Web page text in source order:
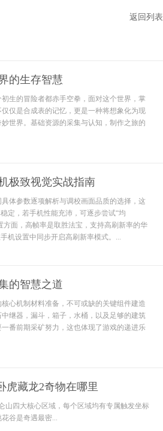
返回列表
的生存智慧
生的冒险者都赤手空拳，面对这个世界，掌
仅是合成表的记忆，更是一种将想象化为现
世界。基础资源的采集与认知，制作之旅的
极致视觉实战指南
体参数逐项解析与调校画面品质的选择，这
定，若手机性能充沛，可逐步尝试“均
方面，高帧率是取胜法宝，支持高刷新率的华
机设置中同步开启高刷新率模式。...
的智慧之道
心机制材料准备，不可或缺的关键组件建造
继器，漏斗，箱子，水桶，以及足够的建筑
番前期采矿努力，这也体现了游戏的递进乐
虎藏龙2奇物在哪里
山四大核心区域，每个区域均有专属触发坐标
谷是奇遇最密...